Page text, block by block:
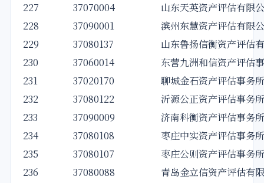
227
37070004
山东天英资产评估有限
228
37090001
滨州东慧资产评估有限
229
37080137
山东鲁扬信衡资产评估
230
37060014
东营九洲和信资产评估
231
37020170
聊城金石资产评估事务所
232
37080122
沂源公正资产评估事务所
233
37090009
济南科衡资产评估事务所
234
37080108
枣庄中实资产评估事务所
235
37080107
枣庄公则资产评估事务所
236
37080088
青岛金立信资产评估有